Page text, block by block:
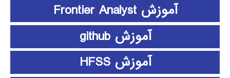
آموزش Frontier Analyst
آموزش github
آموزش HFSS